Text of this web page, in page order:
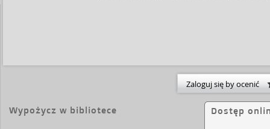
chemicznych, jak i w losach wymyślonych
nauki, zwłaszcza medycyny, kultury materialnej i
Dociekliwie zgłębia historie kobiet, najbardziej
lekceważonych, które chętnie przypomina w
historycznych zestawia z losami współczesnych
Polek, tworząc opowieści o życiu kobiet. [nota
Zaloguj się by ocenić
Wypożycz w bibliotece Dostęp